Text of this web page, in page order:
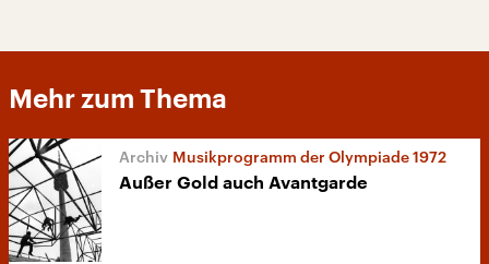
Mehr zum Thema
Musikprogramm der Olympiade 1972
Außer Gold auch Avantgarde